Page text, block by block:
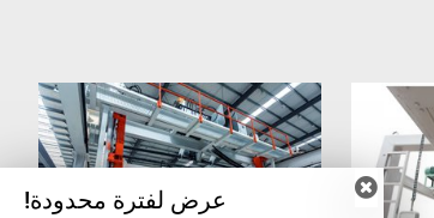
عرض لفترة محدودة!